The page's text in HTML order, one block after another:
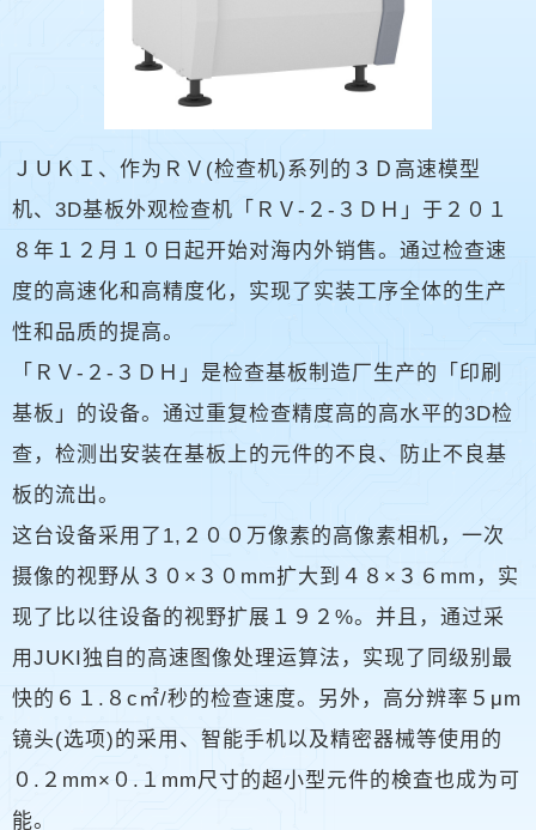
ＪＵＫＩ、作为ＲＶ(检查机)系列的３Ｄ高速模型
机、3D基板外观检查机「ＲＶ-２-３ＤＨ」于２０１
８年１２月１０日起开始对海内外销售。通过检查速
度的高速化和高精度化，实现了实装工序全体的生产
性和品质的提高。
「ＲＶ-２-３ＤＨ」是检查基板制造厂生产的「印刷
基板」的设备。通过重复检查精度高的高水平的3D检
查，检测出安装在基板上的元件的不良、防止不良基
板的流出。
这台设备采用了1,２００万像素的高像素相机，一次
摄像的视野从３０×３０mm扩大到４８×３６mm，实
现了比以往设备的视野扩展１９２%。并且，通过采
用JUKI独自的高速图像处理运算法，实现了同级别最
快的６１.８c㎡/秒的检查速度。另外，高分辨率５μm
镜头(选项)的采用、智能手机以及精密器械等使用的
０.２mm×０.１mm尺寸的超小型元件的検査也成为可
能。